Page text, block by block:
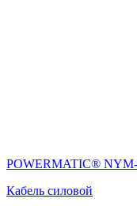
POWERMATIC® NYM-
Кабель силовой